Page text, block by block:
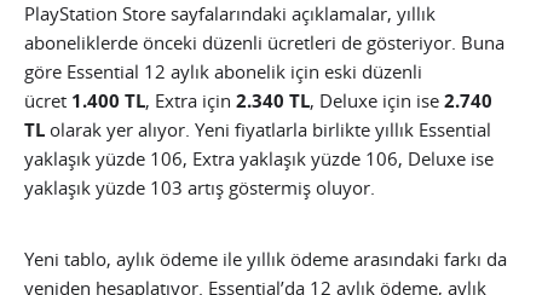
PlayStation Store sayfalarındaki açıklamalar, yıllık
aboneliklerde önceki düzenli ücretleri de gösteriyor. Buna
göre Essential 12 aylık abonelik için eski düzenli
ücret 1.400 TL, Extra için 2.340 TL, Deluxe için ise 2.740
TL olarak yer alıyor. Yeni fiyatlarla birlikte yıllık Essential
yaklaşık yüzde 106, Extra yaklaşık yüzde 106, Deluxe ise
yaklaşık yüzde 103 artış göstermiş oluyor.
Yeni tablo, aylık ödeme ile yıllık ödeme arasındaki farkı da
yeniden hesaplatıyor. Essential’da 12 aylık ödeme, aylık